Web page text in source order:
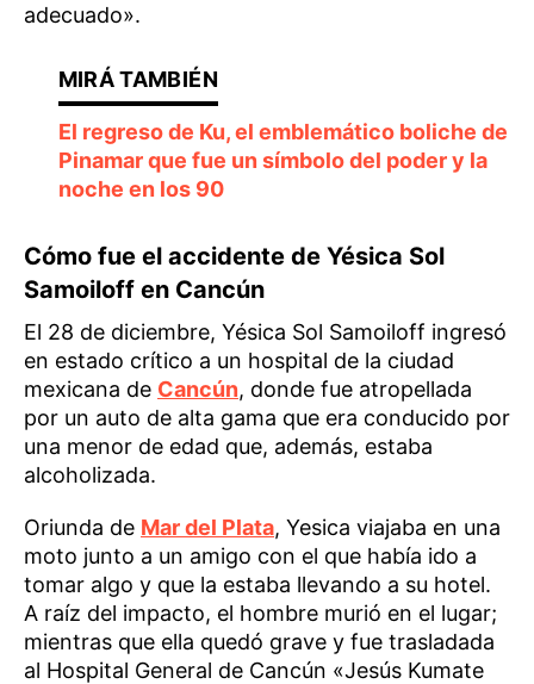
adecuado».
El regreso de Ku, el emblemático boliche de
Pinamar que fue un símbolo del poder y la
noche en los 90
Cómo fue el accidente de Yésica Sol
Samoiloff en Cancún
El 28 de diciembre, Yésica Sol Samoiloff ingresó
en estado crítico a un hospital de la ciudad
mexicana de Cancún, donde fue atropellada
por un auto de alta gama que era conducido por
una menor de edad que, además, estaba
alcoholizada.
Oriunda de Mar del Plata, Yesica viajaba en una
moto junto a un amigo con el que había ido a
tomar algo y que la estaba llevando a su hotel.
A raíz del impacto, el hombre murió en el lugar;
mientras que ella quedó grave y fue trasladada
al Hospital General de Cancún «Jesús Kumate